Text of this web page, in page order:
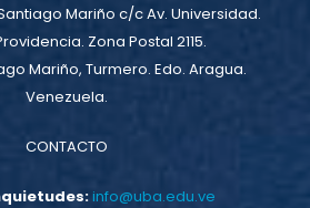
Mariño c/c Av. Universidad.
Zona Postal 2115.
Mariño, Turmero. Edo. Aragua.
Venezuela.
CONTACTO
info@uba.edu.ve